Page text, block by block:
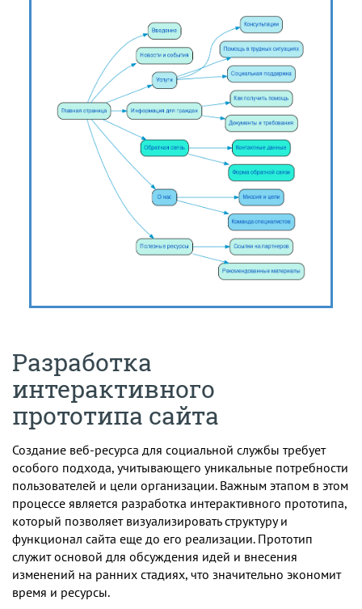
Разработка
интерактивного
прототипа сайта
Создание веб-ресурса для социальной службы требует
особого подхода, учитывающего уникальные потребности
пользователей и цели организации. Важным этапом в этом
процессе является разработка интерактивного прототипа,
который позволяет визуализировать структуру и
функционал сайта еще до его реализации. Прототип
служит основой для обсуждения идей и внесения
изменений на ранних стадиях, что значительно экономит
время и ресурсы.